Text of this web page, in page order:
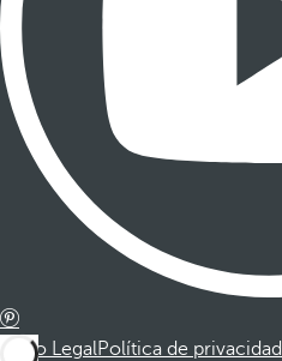
Aviso LegalPolítica de privacidad